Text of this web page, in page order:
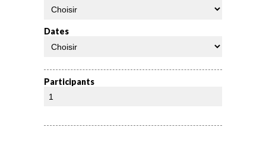
Dates
Participants